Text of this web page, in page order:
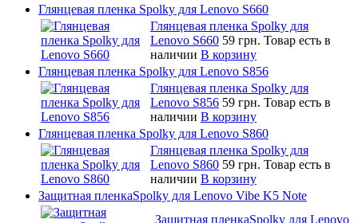
Глянцевая пленка Spolky для Lenovo S660
Глянцевая пленка Spolky для
Lenovo S660 59 грн. Товар есть в
наличии В корзину
Глянцевая пленка Spolky для Lenovo S856
Глянцевая пленка Spolky для
Lenovo S856 59 грн. Товар есть в
наличии В корзину
Глянцевая пленка Spolky для Lenovo S860
Глянцевая пленка Spolky для
Lenovo S860 59 грн. Товар есть в
наличии В корзину
Защитная пленкаSpolky для Lenovo Vibe K5 Note
Защитная пленкаSpolky для Lenovo